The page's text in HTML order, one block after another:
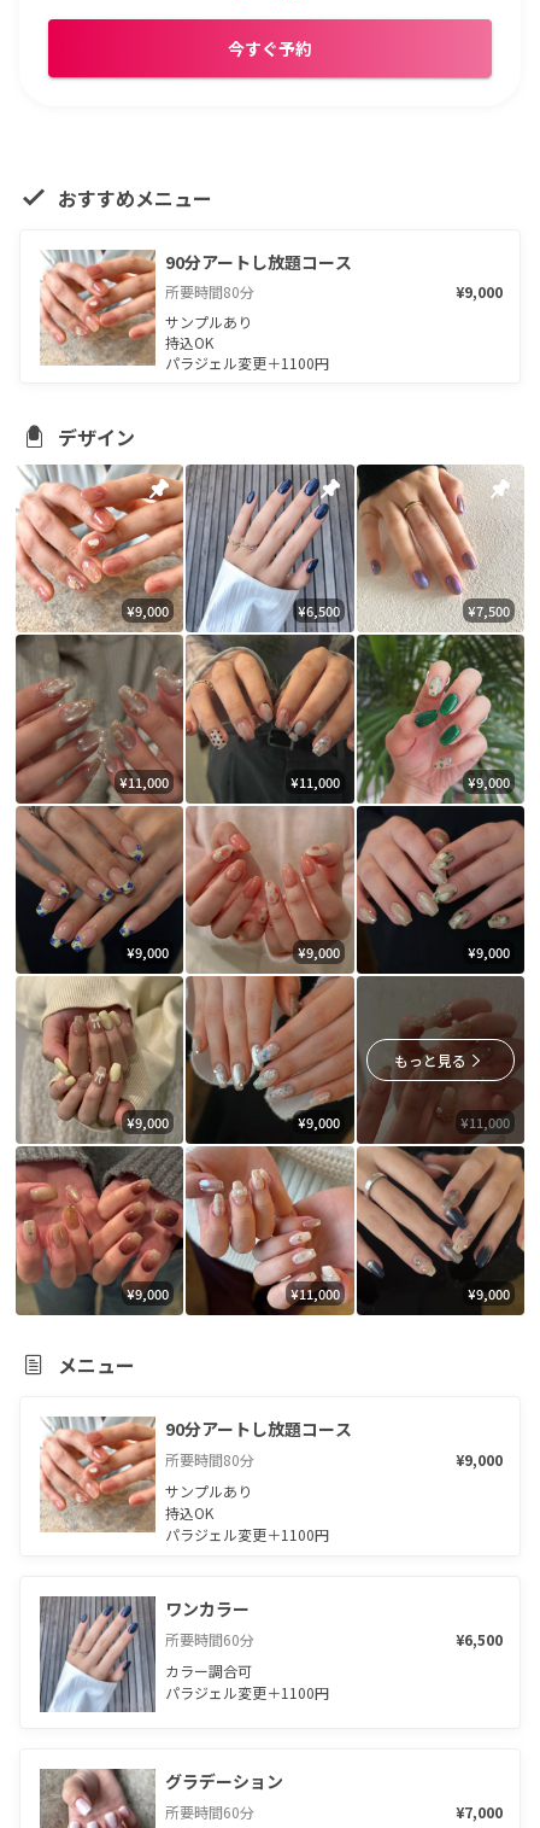
また、土日祝日につきましてはご新規様お断りしておりま
す。
今すぐ予約
おすすめメニュー
90分アートし放題コース
所要時間80分
¥9,000
サンプルあり
持込OK
パラジェル変更＋1100円
デザイン
¥9,000 ¥6,500 ¥7,500
¥11,000 ¥11,000 ¥9,000
¥9,000 ¥9,000 ¥9,000
¥9,000 ¥9,000 ¥11,000
もっと見る
¥9,000 ¥11,000 ¥9,000
メニュー
90分アートし放題コース
所要時間80分
¥9,000
サンプルあり
持込OK
パラジェル変更＋1100円
ワンカラー
所要時間60分
¥6,500
カラー調合可
パラジェル変更＋1100円
グラデーション
所要時間60分 ¥7,000